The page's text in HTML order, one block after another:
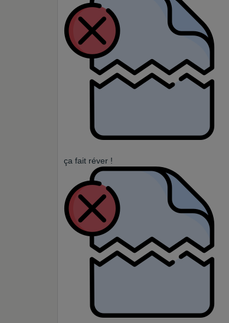
ça fait réver !